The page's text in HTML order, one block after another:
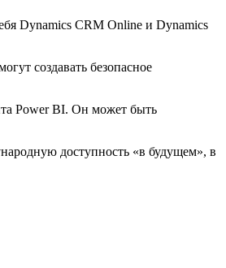
Dynamics CRM Online и Dynamics
создавать безопасное
Power BI. Он может быть
доступность «в будущем», в